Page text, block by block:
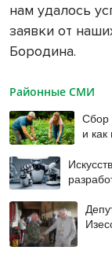
нам удалось
заявки от
Бородина.
Районные СМИ
Сбор
и как